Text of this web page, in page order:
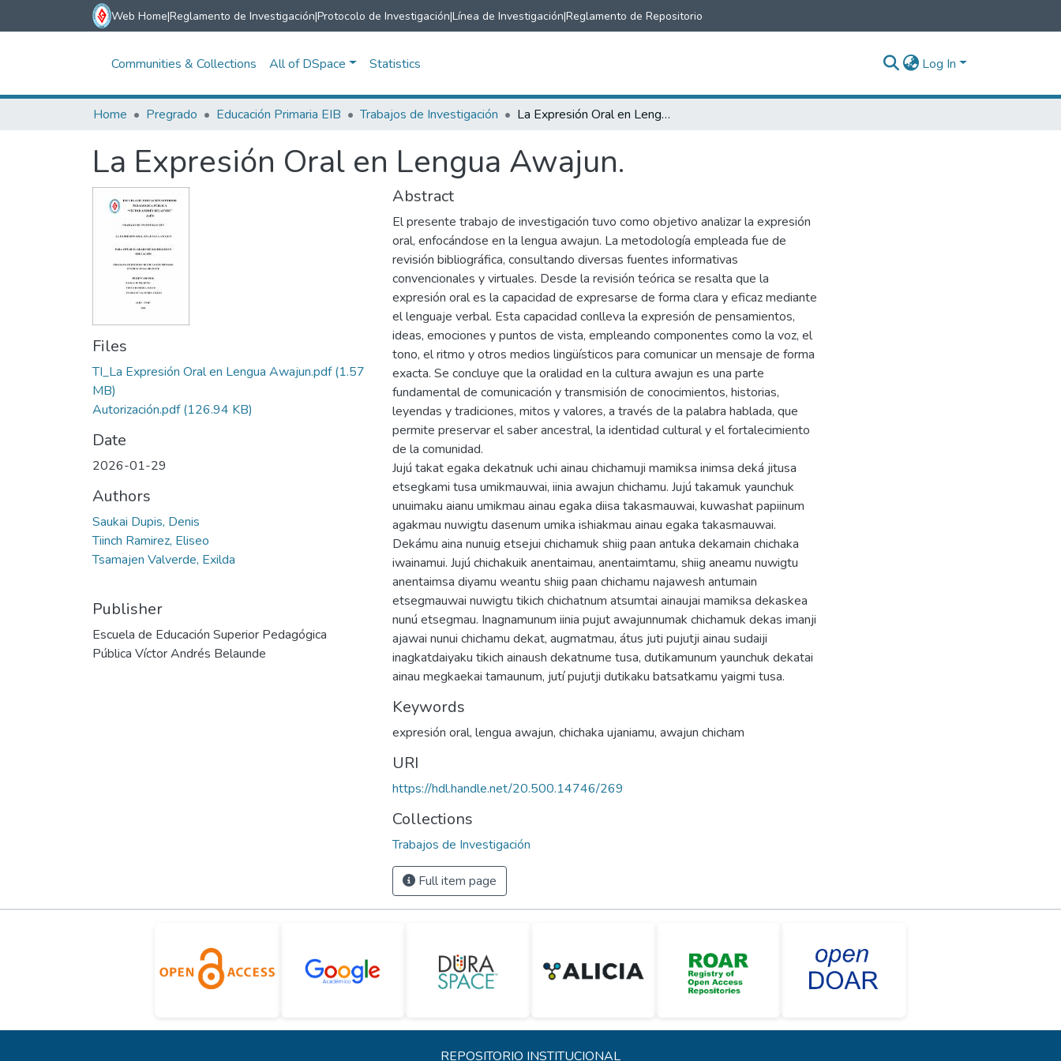
Web Home|Reglamento de Investigación|Protocolo de Investigación|Línea de Investigación|Reglamento de Repositorio
Communities & Collections All of DSpace Statistics Log In
Home Pregrado Educación Primaria EIB Trabajos de Investigación La Expresión Oral en Lengua Awajun.
La Expresión Oral en Lengua Awajun.
Files
TI_La Expresión Oral en Lengua Awajun.pdf(1.57
MB)
Autorización.pdf(126.94 KB)
Date
2026-01-29
Authors
Saukai Dupis, Denis
Tiinch Ramirez, Eliseo
Tsamajen Valverde, Exilda
Publisher
Escuela de Educación Superior Pedagógica
Pública Víctor Andrés Belaunde
Abstract
El presente trabajo de investigación tuvo como objetivo analizar la expresión
oral, enfocándose en la lengua awajun. La metodología empleada fue de
revisión bibliográfica, consultando diversas fuentes informativas
convencionales y virtuales. Desde la revisión teórica se resalta que la
expresión oral es la capacidad de expresarse de forma clara y eficaz mediante
el lenguaje verbal. Esta capacidad conlleva la expresión de pensamientos,
ideas, emociones y puntos de vista, empleando componentes como la voz, el
tono, el ritmo y otros medios lingüísticos para comunicar un mensaje de forma
exacta. Se concluye que la oralidad en la cultura awajun es una parte
fundamental de comunicación y transmisión de conocimientos, historias,
leyendas y tradiciones, mitos y valores, a través de la palabra hablada, que
permite preservar el saber ancestral, la identidad cultural y el fortalecimiento
de la comunidad.
Jujú takat egaka dekatnuk uchi ainau chichamuji mamiksa inimsa deká jitusa
etsegkami tusa umikmauwai, iinia awajun chichamu. Jujú takamuk yaunchuk
unuimaku aianu umikmau ainau egaka diisa takasmauwai, kuwashat papiinum
agakmau nuwigtu dasenum umika ishiakmau ainau egaka takasmauwai.
Dekámu aina nunuig etsejui chichamuk shiig paan antuka dekamain chichaka
iwainamui. Jujú chichakuik anentaimau, anentaimtamu, shiig aneamu nuwigtu
anentaimsa diyamu weantu shiig paan chichamu najawesh antumain
etsegmauwai nuwigtu tikich chichatnum atsumtai ainaujai mamiksa dekaskea
nunú etsegmau. Inagnamunum iinia pujut awajunnumak chichamuk dekas imanji
ajawai nunui chichamu dekat, augmatmau, átus juti pujutji ainau sudaiji
inagkatdaiyaku tikich ainaush dekatnume tusa, dutikamunum yaunchuk dekatai
ainau megkaekai tamaunum, jutí pujutji dutikaku batsatkamu yaigmi tusa.
Keywords
expresión oral, lengua awajun, chichaka ujaniamu, awajun chicham
URI
https://hdl.handle.net/20.500.14746/269
Collections
Trabajos de Investigación
Full item page
REPOSITORIO INSTITUCIONAL